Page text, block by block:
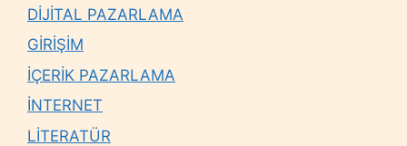
DİJİTAL PAZARLAMA
GİRİŞİM
İÇERİK PAZARLAMA
İNTERNET
LİTERATÜR